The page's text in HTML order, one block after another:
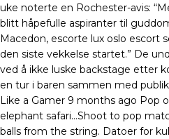
uke noterte en Rochester-avis:
blitt håpefulle aspiranter til
Macedon, escorte lux oslo escort
den siste vekkelse startet.” De
ved å ikke luske backstage etter
en tur i baren sammen med
Like a Gamer 9 months ago Pop
elephant safari…Shoot to pop
balls from the string. Datoer for